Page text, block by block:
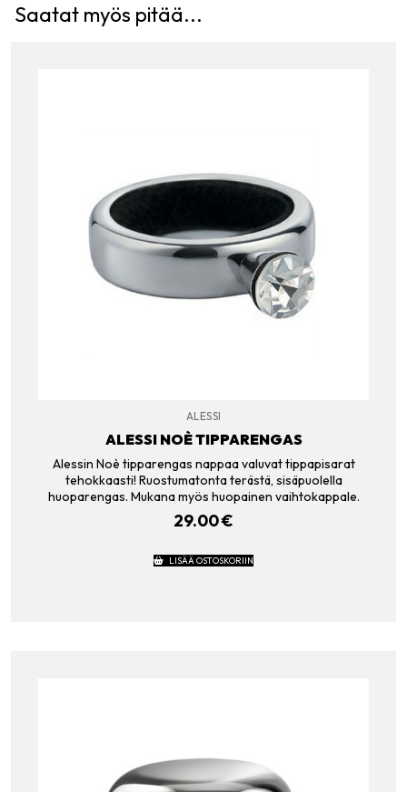
Saatat myös pitää...
ALESSI
ALESSI NOÈ TIPPARENGAS
Alessin Noè tipparengas nappaa valuvat tippapisarat
tehokkaasti! Ruostumatonta terästä, sisäpuolella
huoparengas. Mukana myös huopainen vaihtokappale.
29.00€
LISÄÄ OSTOSKORIIN